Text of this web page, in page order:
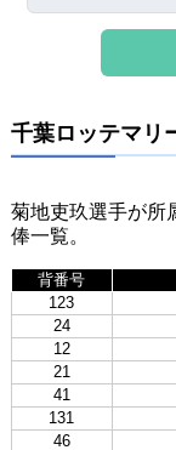
千葉ロッテマリ
菊地吏玖選手が所
俸一覧。
背番号
123
24
12
21
41
131
46